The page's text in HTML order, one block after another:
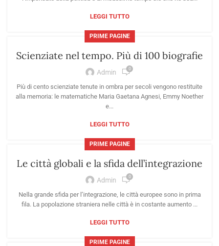
LEGGI TUTTO
PRIME PAGINE
Scienziate nel tempo. Più di 100 biografie
Admin 0
Più di cento scienziate tenute in ombra per secoli vengono restituite
alla memoria: le matematiche Maria Gaetana Agnesi, Emmy Noether
e...
LEGGI TUTTO
PRIME PAGINE
Le città globali e la sfida dell’integrazione
Admin 0
Nella grande sfida per l’integrazione, le città europee sono in prima
fila. La popolazione straniera nelle città è in costante aumento ...
LEGGI TUTTO
PRIME PAGINE